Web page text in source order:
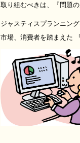
取り組むべきは、『問題の
ジャスティスプランニン
市場、消費者を踏まえた